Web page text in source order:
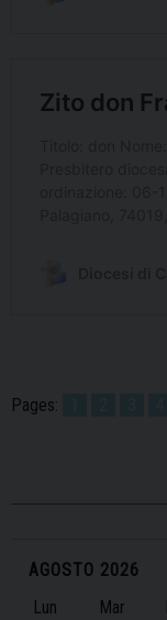
Pages:
AGOSTO 2026
Lun Mar